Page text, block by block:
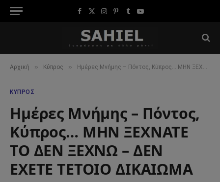
Facebook
X
Instagram
Pinterest
TumblrYouTube
Αρχική » Κύπρος » Ημέρες Μνήμης – Πόντος, Κύπρος… ΜΗΝ ΞΕΧΝΑΤΕ ΤΟ ΔΕΝ ΞΕΧΝΩ – ΔΕΝ ΕΧΕΤΕ ΤΕΤΟΙΟ ΔΙΚΑΙΩΜΑ
ΚΎΠΡΟΣ
Ημέρες Μνήμης – Πόντος,
Κύπρος… ΜΗΝ ΞΕΧΝΑΤΕ
ΤΟ ΔΕΝ ΞΕΧΝΩ – ΔΕΝ
ΕΧΕΤΕ ΤΕΤΟΙΟ ΔΙΚΑΙΩΜΑ